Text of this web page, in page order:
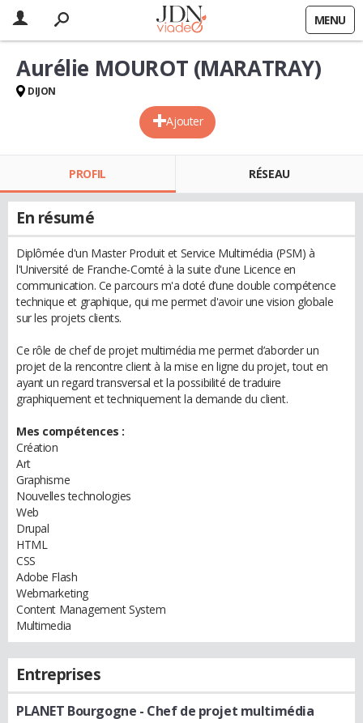
MENU
Ajouter
Aurélie MOUROT (MARATRAY)
DIJON
PROFIL RÉSEAU
En résumé
Diplômée d'un Master Produit et Service Multimédia (PSM) à
l'Université de Franche-Comté à la suite d'une Licence en
communication. Ce parcours m'a doté d’une double compétence
technique et graphique, qui me permet d'avoir une vision globale
sur les projets clients.
Ce rôle de chef de projet multimédia me permet d’aborder un
projet de la rencontre client à la mise en ligne du projet, tout en
ayant un regard transversal et la possibilité de traduire
graphiquement et techniquement la demande du client.
Mes compétences :
Création
Art
Graphisme
Nouvelles technologies
Web
Drupal
HTML
CSS
Adobe Flash
Webmarketing
Content Management System
Multimedia
Entreprises
PLANET Bourgogne - Chef de projet multimédia